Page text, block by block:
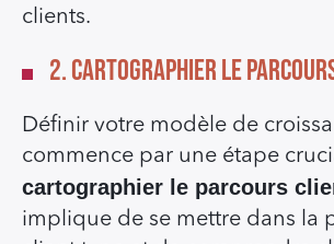
clients.
2. Cartographier le
Définir votre modèle de
commence par une étape
cartographier le parcours
implique de se mettre dans la